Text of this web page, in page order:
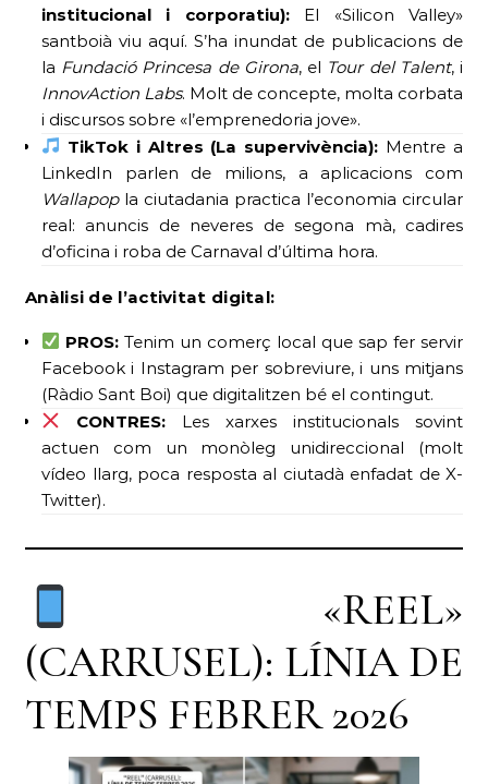
institucional i corporatiu):El «Silicon Valley»
santboià viu aquí. S’ha inundat de publicacions de
la Fundació Princesa de Girona, el Tour del Talent, i
InnovAction Labs. Molt de concepte, molta corbata
i discursos sobre «l’emprenedoria jove».
TikTok i Altres (La supervivència): Mentre a
LinkedIn parlen de milions, a aplicacions com
Wallapopla ciutadania practica l’economia circular
real: anuncis de neveres de segona mà, cadires
d’oficina i roba de Carnaval d’última hora.
Anàlisi de l’activitat digital:
PROS: Tenim un comerç local que sap fer servir
Facebook i Instagram per sobreviure, i uns mitjans
(Ràdio Sant Boi) que digitalitzen bé el contingut.
CONTRES: Les xarxes institucionals sovint
actuen com un monòleg unidireccional (molt
vídeo llarg, poca resposta al ciutadà enfadat de X-
Twitter).
«REEL»
(CARRUSEL): LÍNIA DE
TEMPS FEBRER 2026